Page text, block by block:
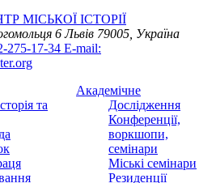
МІСЬКОЇ ІСТОРІЇ
6Львів 79005, Україна
275-17-34 E-mail:
та
Академічне
Дослідження
Конференції,
воркшопи,
семінари
Міські семінари
Резиденції